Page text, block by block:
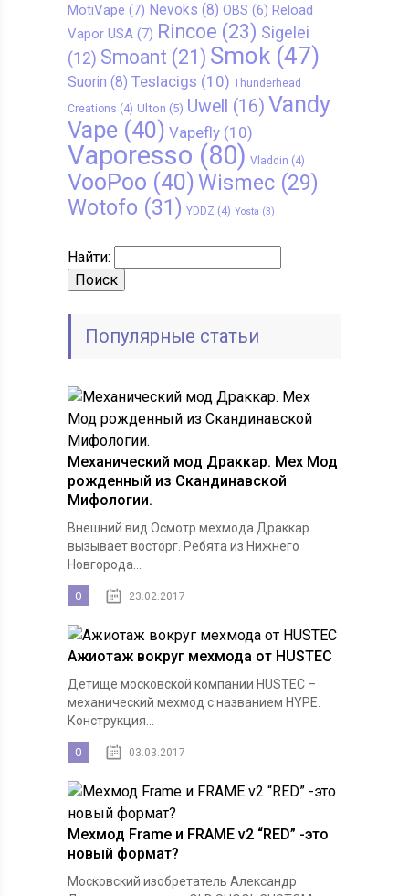
MotiVape (7) Nevoks (8) OBS (6) Reload
Vapor USA(7) Rincoe (23) Sigelei
(12) Smoant (21) Smok(47)
Suorin (8) Teslacigs (10) Thunderhead
Creations (4) Ulton (5) Uwell (16) Vandy
Vape(40) Vapefly(10)
Vaporesso (80) Vladdin (4)
VooPoo (40) Wismec(29)
Wotofo (31) YDDZ (4) Yosta (3)
Найти:
Популярные статьи
Механический мод Драккар. Мех Мод
рожденный из Скандинавской
Мифологии.
Внешний вид Осмотр мехмода Драккар
вызывает восторг. Ребята из Нижнего
Новгорода...
0 23.02.2017
Ажиотаж вокруг мехмода от HUSTEC
Детище московской компании HUSTEC –
механический мехмод с названием HYPE.
Конструкция...
0 03.03.2017
Мехмод Frame и FRAME v2 “RED” -это
новый формат?
Московский изобретатель Александр